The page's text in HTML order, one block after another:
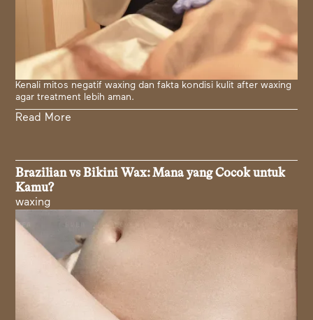
Kenali mitos negatif waxing dan fakta kondisi kulit after waxing
agar treatment lebih aman.
Read More
Brazilian vs Bikini Wax: Mana yang Cocok untuk
Kamu?
waxing